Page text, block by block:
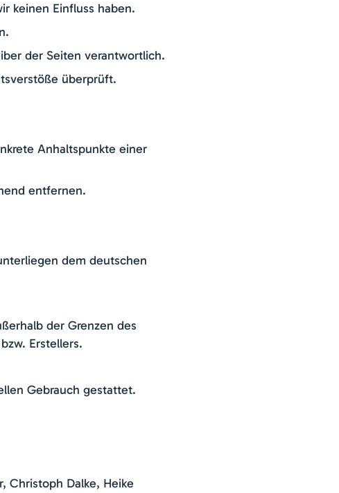
keinen Einfluss haben.
der Seiten verantwortlich.
überprüft.
Anhaltspunkte einer
entfernen.
dem deutschen
der Grenzen des
Erstellers.
Gebrauch gestattet.
Christoph Dalke, Heike